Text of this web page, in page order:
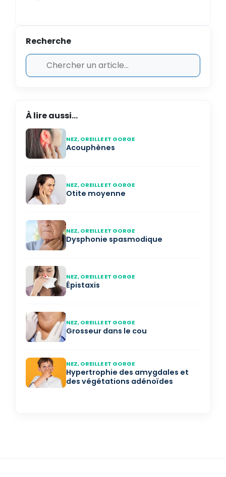
Recherche
À lire aussi...
NEZ, OREILLE ET GORGE
Acouphènes
NEZ, OREILLE ET GORGE
Otite moyenne
NEZ, OREILLE ET GORGE
Dysphonie spasmodique
NEZ, OREILLE ET GORGE
Épistaxis
NEZ, OREILLE ET GORGE
Grosseur dans le cou
NEZ, OREILLE ET GORGE
Hypertrophie des amygdales et
des végétations adénoïdes